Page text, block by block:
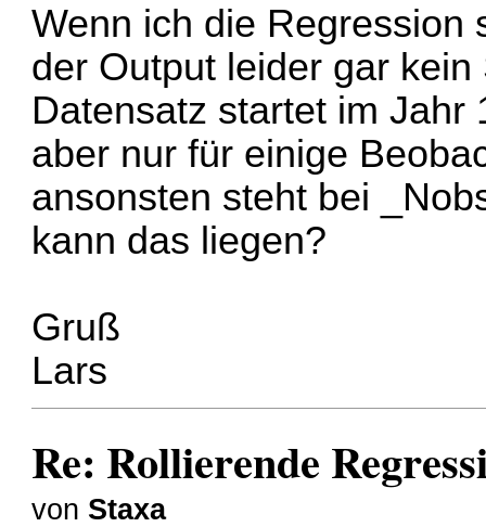
Wenn ich die Regression
der Output leider gar
Datensatz startet im Jahr
aber nur für einige
ansonsten steht bei
kann das liegen?
Gruß
Lars
Re: Rollierende
von Staxa